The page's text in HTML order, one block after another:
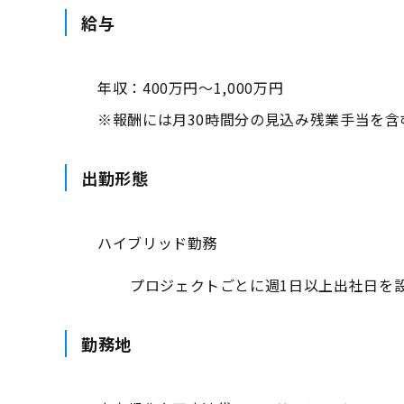
給与
年収：400万円～1,000万円
※報酬には月30時間分の見込み残業手当を含
出勤形態
ハイブリッド勤務
プロジェクトごとに週1日以上出社日を
勤務地